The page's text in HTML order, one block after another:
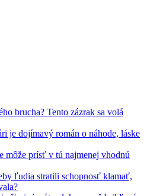
brucha? Tento zázrak sa volá
je dojímavý román o náhode, láske
môže prísť v tú najmenej vhodnú
ľudia stratili schopnosť klamať,